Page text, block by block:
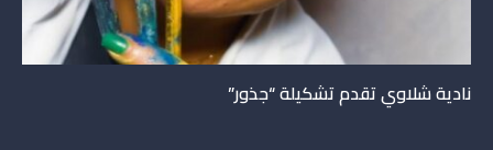
نادية شلاوي تقدم تشكيلة “جذور”